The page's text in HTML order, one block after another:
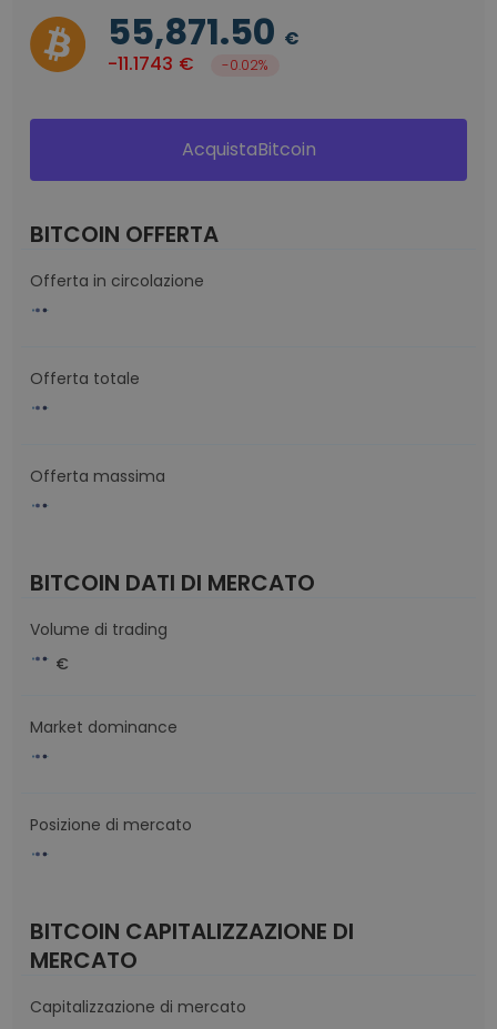
55,871.50 €
-11.1743 € -0.02%
AcquistaBitcoin
BITCOIN OFFERTA
Offerta in circolazione
Offerta totale
Offerta massima
BITCOIN DATI DI MERCATO
Volume di trading
€
Market dominance
Posizione di mercato
BITCOIN CAPITALIZZAZIONE DI
MERCATO
Capitalizzazione di mercato